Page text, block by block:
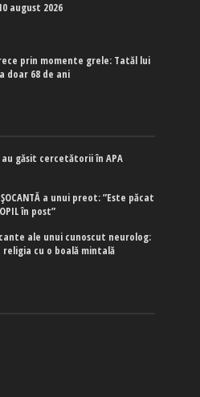
august 2026
prin momente grele: Tatăl lui
doar 68 de ani
au găsit cercetătorii în APA
ȘOCANTĂ a unui preot: ”Este păcat
în post”
ale unui cunoscut neurolog:
cu o boală mintală